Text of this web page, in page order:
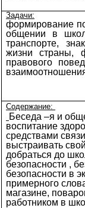
Задачи:
формирование
общении в
транспорте,
жизни страны,
правового
Содержание:
Беседа –я и
воспитание
средствами
выстраивать
добраться до
безопасности ,
безопасности в
примерного
магазине,
работником в